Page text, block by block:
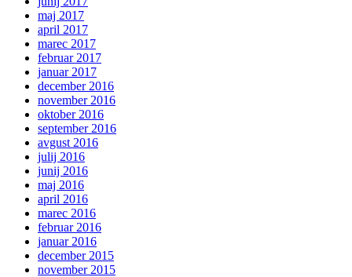
maj 2017
april 2017
marec 2017
februar 2017
januar 2017
december 2016
november 2016
oktober 2016
september 2016
avgust 2016
julij 2016
junij 2016
maj 2016
april 2016
marec 2016
februar 2016
januar 2016
december 2015
november 2015